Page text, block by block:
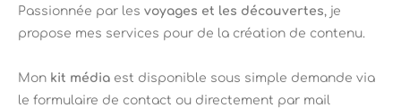
Passionnée par les voyages et les découvertes, je
propose mes services pour de la création de contenu.
Mon kit média est disponible sous simple demande via
le formulaire de contact ou directement par mail